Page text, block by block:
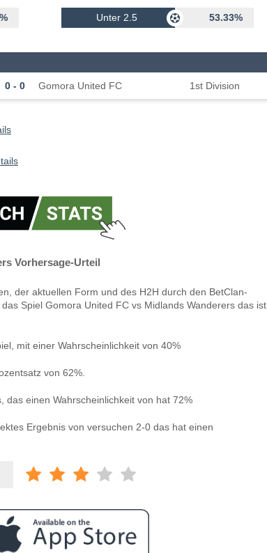
Unter 2.5 53.33%
0 - 0 Gomora United FC 1st Division
Vorhersage-Urteil
der aktuellen Form und des H2H durch den BetClan-
Spiel Gomora United FC vs Midlands Wanderers das ist
mit einer Wahrscheinlichkeit von 40%
von 62%.
das einen Wahrscheinlichkeit von hat 72%
Ergebnis von versuchen 2-0 das hat einen